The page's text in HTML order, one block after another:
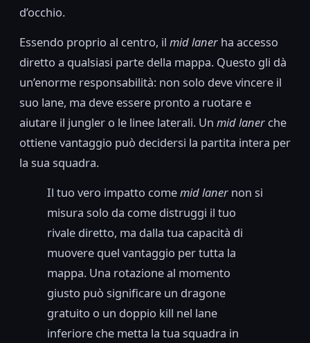
d’occhio.
Essendo proprio al centro, il mid laner ha accesso
diretto a qualsiasi parte della mappa. Questo gli dà
un’enorme responsabilità: non solo deve vincere il
suo lane, ma deve essere pronto a ruotare e
aiutare il jungler o le linee laterali. Un mid laner che
ottiene vantaggio può decidersi la partita intera per
la sua squadra.
Il tuo vero impatto comemid laner non si
misura solo da come distruggi il tuo
rivale diretto, ma dalla tua capacità di
muovere quel vantaggio per tutta la
mappa. Una rotazione al momento
giusto può significare un dragone
gratuito o un doppio kill nel lane
inferiore che metta la tua squadra in